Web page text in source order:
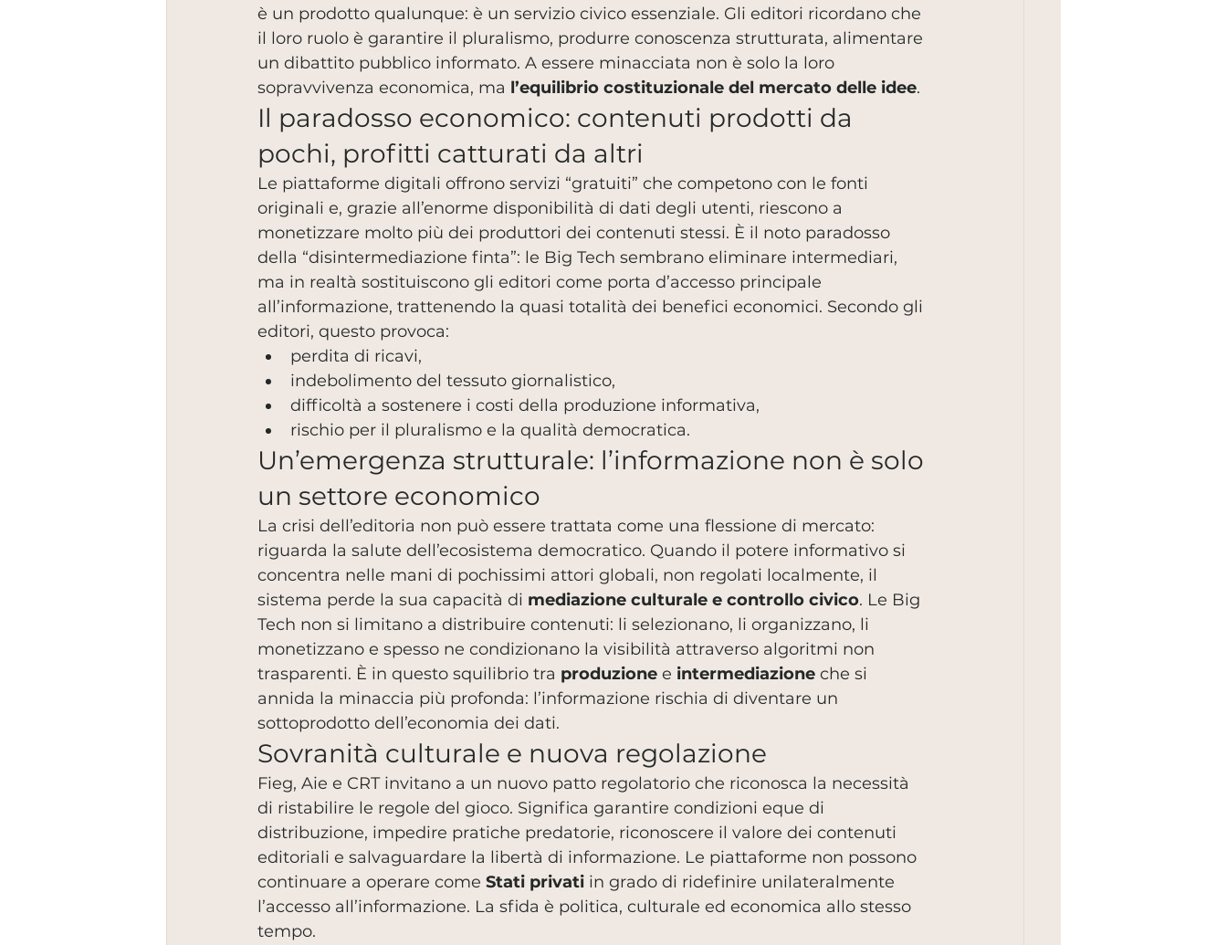
è un prodotto qualunque: è un servizio civico essenziale. Gli editori ricordano che
il loro ruolo è garantire il pluralismo, produrre conoscenza strutturata, alimentare
un dibattito pubblico informato. A essere minacciata non è solo la loro
sopravvivenza economica, ma l’equilibrio costituzionale del mercato delle idee.
Il paradosso economico: contenuti prodotti da
pochi, profitti catturati da altri
Le piattaforme digitali offrono servizi “gratuiti” che competono con le fonti
originali e, grazie all’enorme disponibilità di dati degli utenti, riescono a
monetizzare molto più dei produttori dei contenuti stessi. È il noto paradosso
della “disintermediazione finta”: le Big Tech sembrano eliminare intermediari,
ma in realtà sostituiscono gli editori come porta d’accesso principale
all’informazione, trattenendo la quasi totalità dei benefici economici. Secondo gli
editori, questo provoca:
perdita di ricavi,
indebolimento del tessuto giornalistico,
difficoltà a sostenere i costi della produzione informativa,
rischio per il pluralismo e la qualità democratica.
Un’emergenza strutturale: l’informazione non è solo
un settore economico
La crisi dell’editoria non può essere trattata come una flessione di mercato:
riguarda la salute dell’ecosistema democratico. Quando il potere informativo si
concentra nelle mani di pochissimi attori globali, non regolati localmente, il
sistema perde la sua capacità di mediazione culturale e controllo civico. Le Big
Tech non si limitano a distribuire contenuti: li selezionano, li organizzano, li
monetizzano e spesso ne condizionano la visibilità attraverso algoritmi non
trasparenti. È in questo squilibrio tra produzione e intermediazione che si
annida la minaccia più profonda: l’informazione rischia di diventare un
sottoprodotto dell’economia dei dati.
Sovranità culturale e nuova regolazione
Fieg, Aie e CRT invitano a un nuovo patto regolatorio che riconosca la necessità
di ristabilire le regole del gioco. Significa garantire condizioni eque di
distribuzione, impedire pratiche predatorie, riconoscere il valore dei contenuti
editoriali e salvaguardare la libertà di informazione. Le piattaforme non possono
continuare a operare come Stati privati in grado di ridefinire unilateralmente
l’accesso all’informazione. La sfida è politica, culturale ed economica allo stesso
tempo.